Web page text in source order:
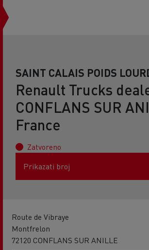
SAINT CALAIS POIDS
Renault Trucks
CONFLANS SUR
France
Zatvoreno
Prikazati broj
Route de Vibraye
Montfrelon
72120 CONFLANS SUR ANILLE